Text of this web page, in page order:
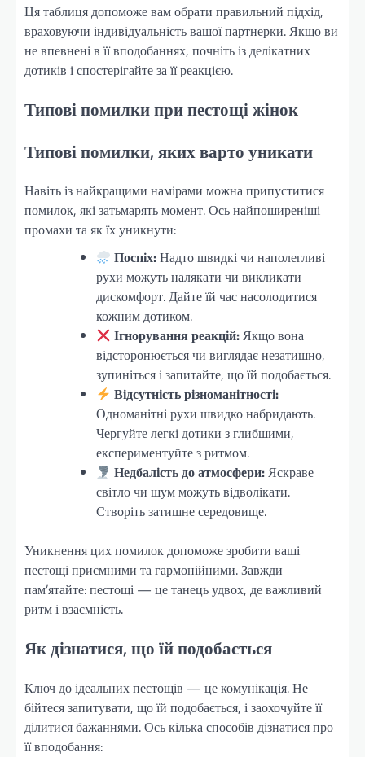
Ця таблиця допоможе вам обрати правильний підхід,
враховуючи індивідуальність вашої партнерки. Якщо ви
не впевнені в її вподобаннях, почніть із делікатних
дотиків і спостерігайте за її реакцією.
Типові помилки при пестощі жінок
Типові помилки, яких варто уникати
Навіть із найкращими намірами можна припуститися
помилок, які затьмарять момент. Ось найпоширеніші
промахи та як їх уникнути:
Поспіх:Надто швидкі чи наполегливі
рухи можуть налякати чи викликати
дискомфорт. Дайте їй час насолодитися
кожним дотиком.
Ігнорування реакцій:Якщо вона
відсторонюється чи виглядає незатишно,
зупиніться і запитайте, що їй подобається.
Відсутність різноманітності:
Одноманітні рухи швидко набридають.
Чергуйте легкі дотики з глибшими,
експериментуйте з ритмом.
Недбалість до атмосфери:Яскраве
світло чи шум можуть відволікати.
Створіть затишне середовище.
Уникнення цих помилок допоможе зробити ваші
пестощі приємними та гармонійними. Завжди
пам’ятайте: пестощі — це танець удвох, де важливий
ритм і взаємність.
Як дізнатися, що їй подобається
Ключ до ідеальних пестощів — це комунікація. Не
бійтеся запитувати, що їй подобається, і заохочуйте її
ділитися бажаннями. Ось кілька способів дізнатися про
її вподобання: